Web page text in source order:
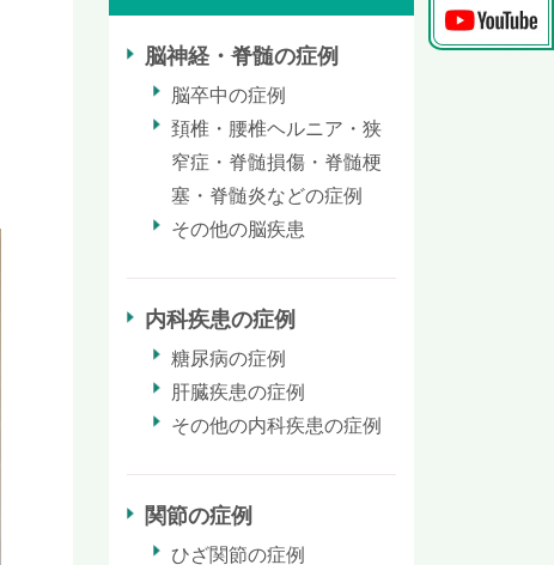
脳神経・脊髄の症例
脳卒中の症例
頚椎・腰椎ヘルニア・狭
窄症・脊髄損傷・脊髄梗
塞・脊髄炎などの症例
その他の脳疾患
内科疾患の症例
糖尿病の症例
肝臓疾患の症例
その他の内科疾患の症例
関節の症例
ひざ関節の症例